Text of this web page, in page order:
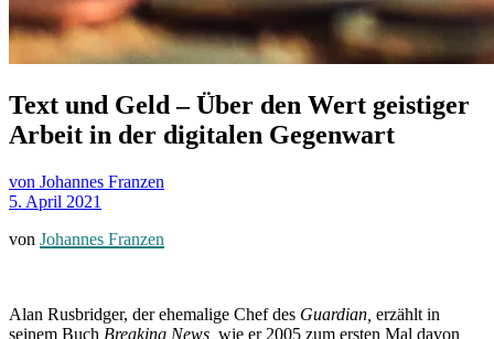
Text und Geld – Über den Wert geistiger
Arbeit in der digitalen Gegenwart
von Johannes Franzen
5. April 2021
von Johannes Franzen
Alan Rusbridger, der ehemalige Chef des Guardian, erzählt in
seinem Buch Breaking News, wie er 2005 zum ersten Mal davon